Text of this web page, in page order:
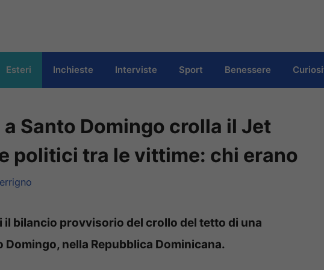
Esteri Inchieste Interviste Sport Benessere
Santo Domingo crolla il Jet
politici tra le vittime: chi erano
il bilancio provvisorio del crollo del tetto di una
nella Repubblica Dominicana.